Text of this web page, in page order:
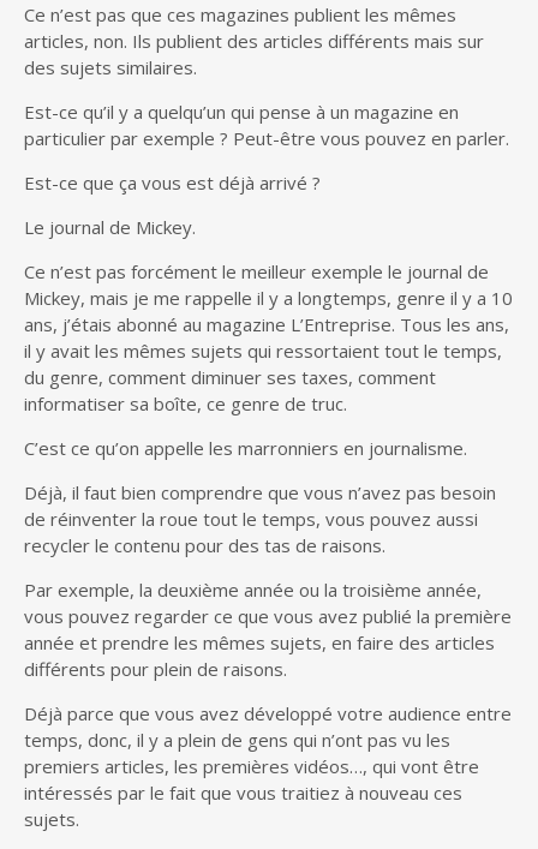
Ce n’est pas que ces magazines publient les mêmes
articles, non. Ils publient des articles différents mais sur
des sujets similaires.
Est-ce qu’il y a quelqu’un qui pense à un magazine en
particulier par exemple ? Peut-être vous pouvez en parler.
Est-ce que ça vous est déjà arrivé ?
Le journal de Mickey.
Ce n’est pas forcément le meilleur exemple le journal de
Mickey, mais je me rappelle il y a longtemps, genre il y a 10
ans, j’étais abonné au magazine L’Entreprise. Tous les ans,
il y avait les mêmes sujets qui ressortaient tout le temps,
du genre, comment diminuer ses taxes, comment
informatiser sa boîte, ce genre de truc.
C’est ce qu’on appelle les marronniers en journalisme.
Déjà, il faut bien comprendre que vous n’avez pas besoin
de réinventer la roue tout le temps, vous pouvez aussi
recycler le contenu pour des tas de raisons.
Par exemple, la deuxième année ou la troisième année,
vous pouvez regarder ce que vous avez publié la première
année et prendre les mêmes sujets, en faire des articles
différents pour plein de raisons.
Déjà parce que vous avez développé votre audience entre
temps, donc, il y a plein de gens qui n’ont pas vu les
premiers articles, les premières vidéos…, qui vont être
intéressés par le fait que vous traitiez à nouveau ces
sujets.